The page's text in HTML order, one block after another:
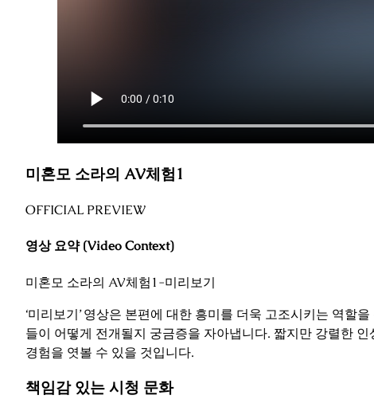
미혼모 소라의 AV체험1
OFFICIAL PREVIEW
영상 요약 (Video Context)
미혼모 소라의 AV체험1-미리보기
‘미리보기’ 영상은 본편에 대한 흥미를 더욱 고조시키는 역
들이 어떻게 전개될지 궁금증을 자아냅니다. 짧지만 강렬한 인
경험을 엿볼 수 있을 것입니다.
책임감 있는 시청 문화